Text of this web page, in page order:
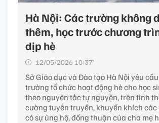
Hà Nội: Các trường không
thêm, học trước chương
dịp hè
12/05/2026 10:37’
Sở Giáo dục và Đào tạo Hà Nội yêu
trường tổ chức hoạt động hè cho học
theo nguyên tắc tự nguyện, trên tinh
cường tuyên truyền, khuyến khích các
có sự ủng hộ, đồng thuận của cha mẹ